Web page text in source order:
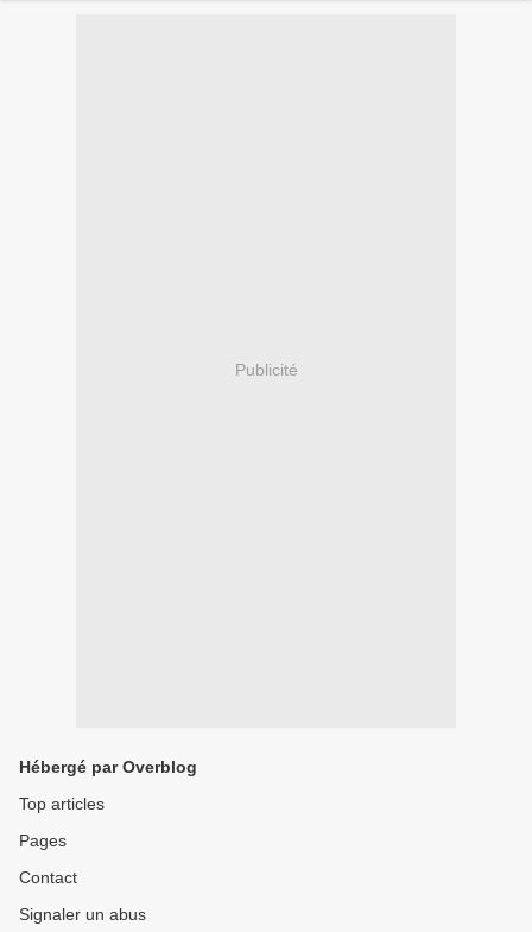
Publicité
Hébergé par Overblog
Top articles
Pages
Contact
Signaler un abus